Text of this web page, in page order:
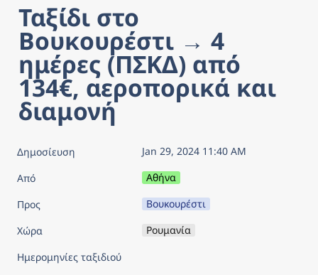
Ταξίδι στο
Βουκουρέστι → 4
ημέρες (ΠΣΚΔ) από
134€, αεροπορικά και
διαμονή
Δημοσίευση
Jan 29, 2024 11:40 AM
Από
Αθήνα
Προς
Βουκουρέστι
Χώρα
Ρουμανία
Ημερομηνίες ταξιδιού